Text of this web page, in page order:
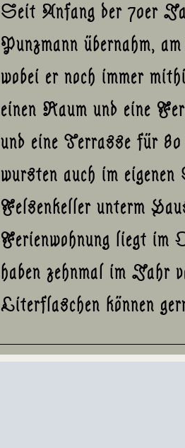
Seit Anfang der 70er
Punzmann übernahm,
wobei er noch immer
einen Raum und eine
und eine Terrasse für
wursten auch im
Felsenkeller unterm
Ferienwohnung liegt im
haben zehnmal im
Literflaschen können